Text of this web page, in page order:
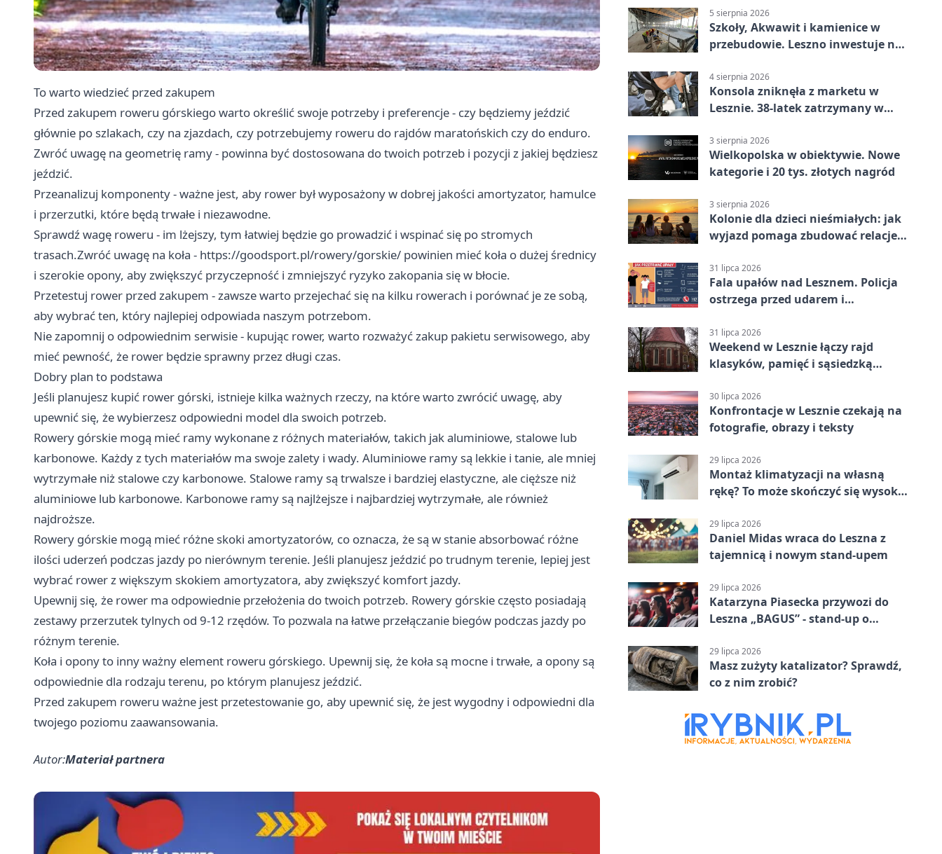
To warto wiedzieć przed zakupem
Przed zakupem roweru górskiego warto określić swoje potrzeby i preferencje - czy będziemy jeździć
głównie po szlakach, czy na zjazdach, czy potrzebujemy roweru do rajdów maratońskich czy do enduro.
Zwróć uwagę na geometrię ramy - powinna być dostosowana do twoich potrzeb i pozycji z jakiej będziesz
jeździć.
Przeanalizuj komponenty - ważne jest, aby rower był wyposażony w dobrej jakości amortyzator, hamulce
i przerzutki, które będą trwałe i niezawodne.
Sprawdź wagę roweru - im lżejszy, tym łatwiej będzie go prowadzić i wspinać się po stromych
trasach.Zwróć uwagę na koła - https://goodsport.pl/rowery/gorskie/ powinien mieć koła o dużej średnicy
i szerokie opony, aby zwiększyć przyczepność i zmniejszyć ryzyko zakopania się w błocie.
Przetestuj rower przed zakupem - zawsze warto przejechać się na kilku rowerach i porównać je ze sobą,
aby wybrać ten, który najlepiej odpowiada naszym potrzebom.
Nie zapomnij o odpowiednim serwisie - kupując rower, warto rozważyć zakup pakietu serwisowego, aby
mieć pewność, że rower będzie sprawny przez długi czas.
Dobry plan to podstawa
Jeśli planujesz kupić rower górski, istnieje kilka ważnych rzeczy, na które warto zwrócić uwagę, aby
upewnić się, że wybierzesz odpowiedni model dla swoich potrzeb.
Rowery górskie mogą mieć ramy wykonane z różnych materiałów, takich jak aluminiowe, stalowe lub
karbonowe. Każdy z tych materiałów ma swoje zalety i wady. Aluminiowe ramy są lekkie i tanie, ale mniej
wytrzymałe niż stalowe czy karbonowe. Stalowe ramy są trwalsze i bardziej elastyczne, ale cięższe niż
aluminiowe lub karbonowe. Karbonowe ramy są najlżejsze i najbardziej wytrzymałe, ale również
najdroższe.
Rowery górskie mogą mieć różne skoki amortyzatorów, co oznacza, że ​​są w stanie absorbować różne
ilości uderzeń podczas jazdy po nierównym terenie. Jeśli planujesz jeździć po trudnym terenie, lepiej jest
wybrać rower z większym skokiem amortyzatora, aby zwiększyć komfort jazdy.
Upewnij się, że rower ma odpowiednie przełożenia do twoich potrzeb. Rowery górskie często posiadają
zestawy przerzutek tylnych od 9-12 rzędów. To pozwala na łatwe przełączanie biegów podczas jazdy po
różnym terenie.
Koła i opony to inny ważny element roweru górskiego. Upewnij się, że koła są mocne i trwałe, a opony są
odpowiednie dla rodzaju terenu, po którym planujesz jeździć.
Przed zakupem roweru ważne jest przetestowanie go, aby upewnić się, że jest wygodny i odpowiedni dla
twojego poziomu zaawansowania.
Autor:Materiał partnera
5 sierpnia 2026
Szkoły, Akwawit i kamienice w
przebudowie. Leszno inwestuje na
4 sierpnia 2026
Konsola zniknęła z marketu w
Lesznie. 38-latek zatrzymany w
3 sierpnia 2026
Wielkopolska w obiektywie. Nowe
kategorie i 20 tys. złotych nagród
3 sierpnia 2026
Kolonie dla dzieci nieśmiałych: jak
wyjazd pomaga zbudować relacje z
31 lipca 2026
Fala upałów nad Lesznem. Policja
ostrzega przed udarem i
31 lipca 2026
Weekend w Lesznie łączy rajd
klasyków, pamięć i sąsiedzką
30 lipca 2026
Konfrontacje w Lesznie czekają na
fotografie, obrazy i teksty
29 lipca 2026
Montaż klimatyzacji na własną
rękę? To może skończyć się wysoką
29 lipca 2026
Daniel Midas wraca do Leszna z
tajemnicą i nowym stand-upem
29 lipca 2026
Katarzyna Piasecka przywozi do
Leszna „BAGUS” - stand-up o
29 lipca 2026
Masz zużyty katalizator? Sprawdź,
co z nim zrobić?